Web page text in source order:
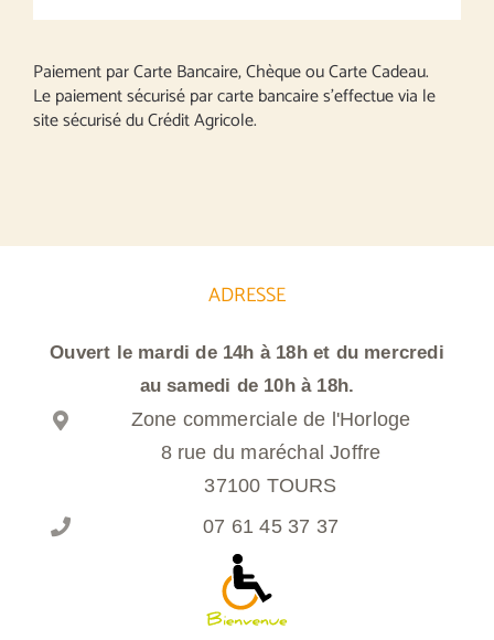
Paiement par Carte Bancaire, Chèque ou Carte Cadeau.
Le paiement sécurisé par carte bancaire s’effectue via le
site sécurisé du Crédit Agricole.
ADRESSE
Ouvert le mardi de 14h à 18h et du mercredi
au samedi de 10h à 18h.
Zone commerciale de l'Horloge
8 rue du maréchal Joffre
37100 TOURS
07 61 45 37 37